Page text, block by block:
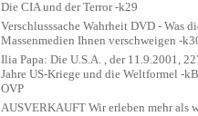
Die CIA und der Terror -k29
Verschlusssache Wahrheit DVD - Was
Massenmedien Ihnen verschweigen -
Ilia Papa: Die U.S.A. , der 11.9.2001,
Jahre US-Kriege und die Weltformel -
OVP
AUSVERKAUFT Wir erleben mehr als